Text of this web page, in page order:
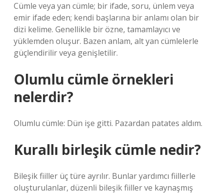
Cümle veya yan cümle; bir ifade, soru, ünlem veya
emir ifade eden; kendi başlarına bir anlamı olan bir
dizi kelime. Genellikle bir özne, tamamlayıcı ve
yüklemden oluşur. Bazen anlam, alt yan cümlelerle
güçlendirilir veya genişletilir.
Olumlu cümle örnekleri
nelerdir?
Olumlu cümle: Dün işe gitti. Pazardan patates aldım.
Kurallı birleşik cümle nedir?
Bileşik fiiller üç türe ayrılır. Bunlar yardımcı fiillerle
oluşturulanlar, düzenli bileşik fiiller ve kaynaşmış